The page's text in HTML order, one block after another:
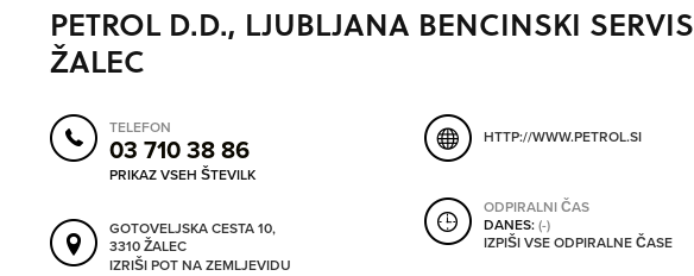
OMREŽNA ŠT.
PETROL D.D., LJUBLJANA BENCINSKI SERVIS
ŽALEC
TELEFON
03 710 38 86
PRIKAZ VSEH ŠTEVILK
GOTOVELJSKA CESTA 10,
3310 ŽALEC
IZRIŠI POT NA ZEMLJEVIDU
HTTP://WWW.PETROL.SI
ODPIRALNI ČAS
DANES:(-)
IZPIŠI VSE ODPIRALNE ČASE